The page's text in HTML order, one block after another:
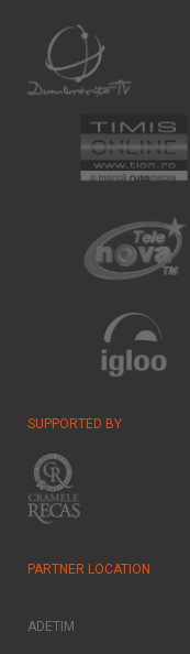
SUPPORTED BY
PARTNER LOCATION
ADETIM